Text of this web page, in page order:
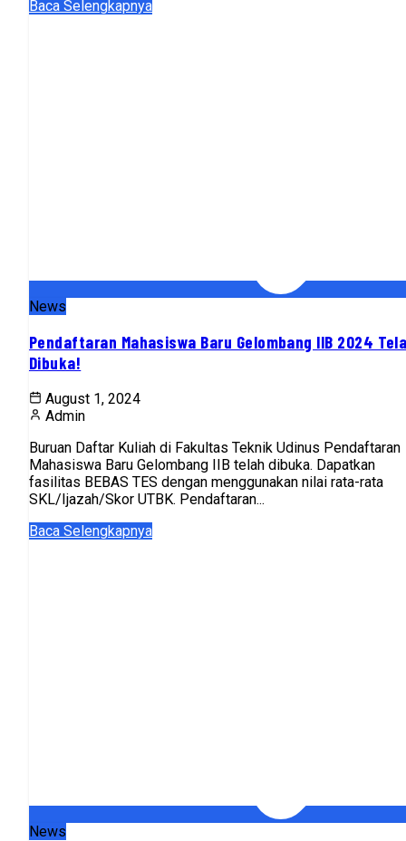
Baca Selengkapnya
News
Pendaftaran Mahasiswa Baru Gelombang IIB 2024
Dibuka!
August 1, 2024
Admin
Buruan Daftar Kuliah di Fakultas Teknik Udinus Pendaftaran
Mahasiswa Baru Gelombang IIB telah dibuka. Dapatkan
fasilitas BEBAS TES dengan menggunakan nilai rata-rata
SKL/Ijazah/Skor UTBK. Pendaftaran...
Baca Selengkapnya
News